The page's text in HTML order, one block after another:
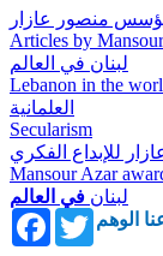
منصور عازار
Articles by
لبنان في العالم
Lebanon in the
العلمانية
Secularism
للإبداع الفكري
Mansour Azar
لبنان في العالم
FacebookTwitter
الوهم